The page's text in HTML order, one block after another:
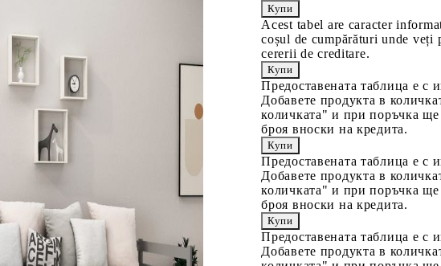
Acest tabel are caracter
coșul de cumpărături unde veți
cererii de creditare.
Предоставената таблица е с
Добавете продукта в
количката" и при поръчка ще
броя вноски на кредита.
Предоставената таблица е с
Добавете продукта в
количката" и при поръчка ще
броя вноски на кредита.
Предоставената таблица е с
Добавете продукта в